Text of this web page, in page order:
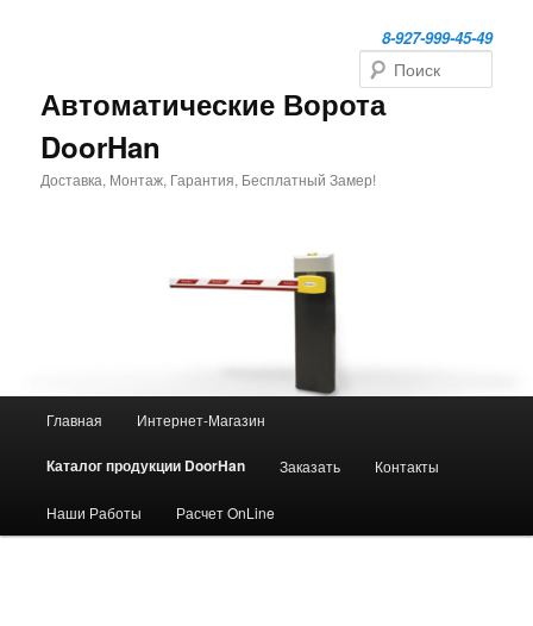
Автоматические Ворота
DoorHan
Доставка, Монтаж, Гарантия, Бесплатный Замер!
8-927-999-45-49
Поиск
Главная Интернет-Магазин
Каталог продукции DoorHan Заказать Контакты
Наши Работы Расчет OnLine